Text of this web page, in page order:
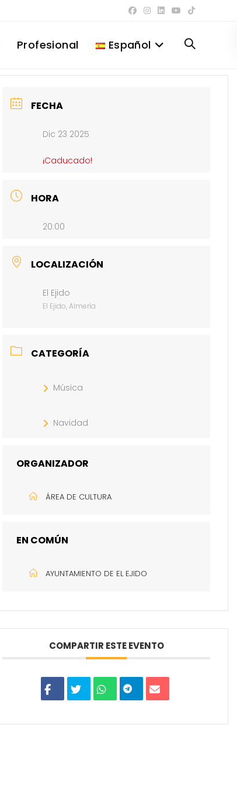
Profesional Español Alternar
FECHA
Dic 23 2025
¡Caducado!
HORA
20:00
LOCALIZACIÓN
El Ejido
El Ejido, Almería
CATEGORÍA
Música
Navidad
ORGANIZADOR
ÁREA DE CULTURA
EN COMÚN
AYUNTAMIENTO DE EL EJIDO
COMPARTIR ESTE EVENTO